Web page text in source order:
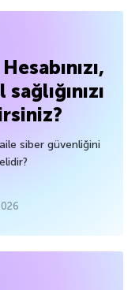
siber güvenliğini